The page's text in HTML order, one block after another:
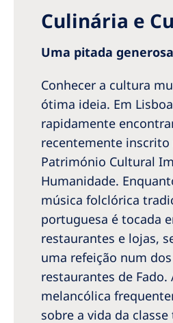
Culinária e
Uma pitada
Conhecer a cultura
ótima ideia. Em
rapidamente
recentemente inscrito
Património Cultural
Humanidade.
música folclórica
portuguesa é tocada
restaurantes e lojas,
uma refeição num
restaurantes de Fado.
melancólica
sobre a vida da